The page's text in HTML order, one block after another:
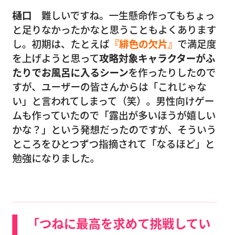
樋口 難しいですね。一生懸命作ってもちょっ
と足りなかったかなと思うこともよくあります
し。初期は、たとえば 『緋色の欠片』 で満足度
を上げようと思って攻略対象キャラクターがふ
たりでお風呂に入るシーンを作ったりしたので
すが、ユーザーの皆さんからは「これじゃな
い」と言われてしまって（笑）。男性向けゲー
ムも作っていたので「露出が多いほうが嬉しい
かな？」という発想だったのですが、そういう
ところをひとつずつ指摘されて「なるほど」と
勉強になりました。
「つねに最高を求めて挑戦してい